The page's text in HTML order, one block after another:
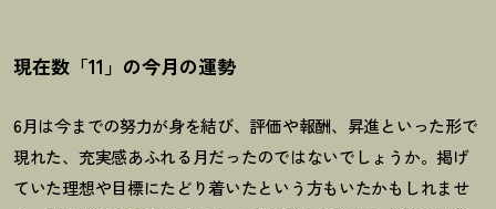
現在数「11」の今月の運勢
6月は今までの努力が身を結び、評価や報酬、昇進といった形で
現れた、充実感あふれる月だったのではないでしょうか。掲げ
ていた理想や目標にたどり着いたという方もいたかもしれませ